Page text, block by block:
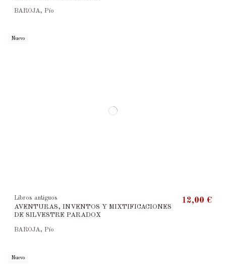
BAROJA, Pío
Nuevo
Libros antiguos
AVENTURAS, INVENTOS Y MIXTIFICACIONES
DE SILVESTRE PARADOX
12,00 €
BAROJA, Pío
Nuevo